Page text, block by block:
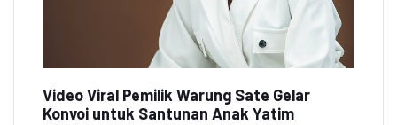
Video Viral Pemilik Warung Sate Gelar
Konvoi untuk Santunan Anak Yatim